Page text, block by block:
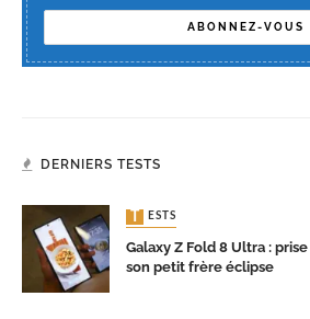
DERNIERS TESTS
TESTS
Galaxy Z Fold 8 Ultra :
son petit frère éclipse